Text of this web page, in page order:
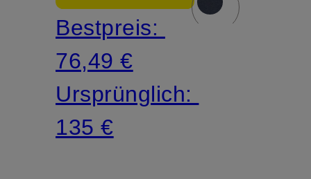
Bestpreis:
76,49 €
Ursprünglich:
135 €